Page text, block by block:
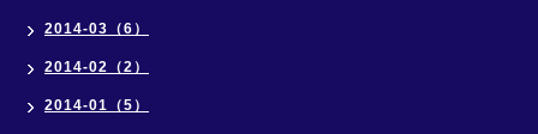
2014-03（6）
2014-02（2）
2014-01（5）